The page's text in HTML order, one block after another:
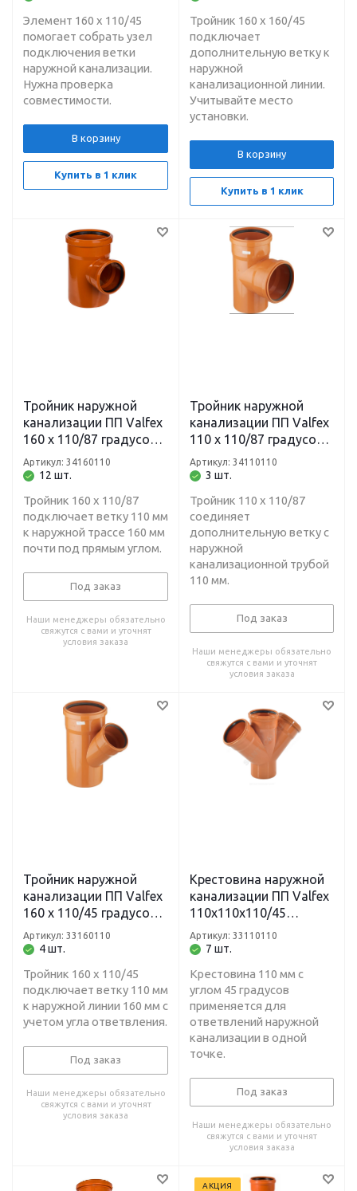
Элемент 160 х 110/45
помогает собрать узел
подключения ветки
наружной канализации.
Нужна проверка
совместимости.
В корзину
Купить в 1 клик
Тройник 160 х 160/45
подключает
дополнительную ветку к
наружной
канализационной линии.
Учитывайте место
установки.
В корзину
Купить в 1 клик
Тройник наружной
канализации ПП Valfex
160 х 110/87 градусов
рыжий
12 шт.
Артикул: 34160110
Тройник 160 х 110/87
подключает ветку 110 мм
к наружной трассе 160 мм
почти под прямым углом.
Под заказ
Наши менеджеры обязательно
свяжутся с вами и уточнят
условия заказа
Тройник наружной
канализации ПП Valfex
110 х 110/87 градусов
рыжий
3 шт.
Артикул: 34110110
Тройник 110 х 110/87
соединяет
дополнительную ветку с
наружной
канализационной трубой
110 мм.
Под заказ
Наши менеджеры обязательно
свяжутся с вами и уточнят
условия заказа
Тройник наружной
канализации ПП Valfex
160 х 110/45 градусов
рыжий
4 шт.
Артикул: 33160110
Тройник 160 х 110/45
подключает ветку 110 мм
к наружной линии 160 мм с
учетом угла ответвления.
Под заказ
Наши менеджеры обязательно
свяжутся с вами и уточнят
условия заказа
Крестовина наружной
канализации ПП Valfex
110х110х110/45
градусов рыжая
7 шт.
Артикул: 33110110
Крестовина 110 мм с
углом 45 градусов
применяется для
ответвлений наружной
канализации в одной
точке.
Под заказ
Наши менеджеры обязательно
свяжутся с вами и уточнят
условия заказа
АКЦИЯ